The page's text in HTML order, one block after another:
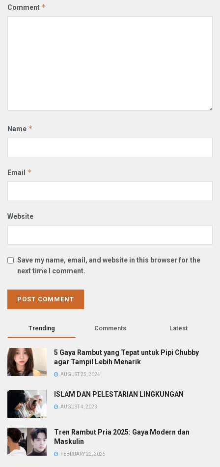
Comment *
Name *
Email *
Website
Save my name, email, and website in this browser for the
next time I comment.
Trending Comments Latest
5 Gaya Rambut yang Tepat untuk Pipi Chubby
agar Tampil Lebih Menarik
AUGUST 25, 2024
ISLAM DAN PELESTARIAN LINGKUNGAN
AUGUST 4, 2023
Tren Rambut Pria 2025: Gaya Modern dan
Maskulin
FEBRUARY 22, 2025